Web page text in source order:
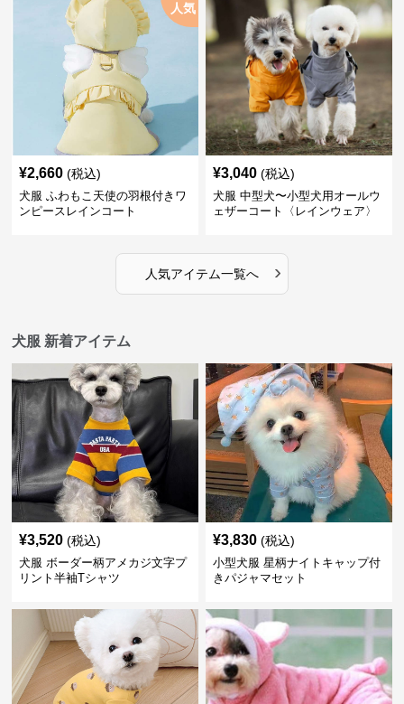
人気
¥2,660 (税込)
犬服 ふわもこ天使の羽根付きワ
ンピースレインコート
¥3,040 (税込)
犬服 中型犬〜小型犬用オールウ
ェザーコート〈レインウェア〉
人気アイテム一覧へ ›
犬服 新着アイテム
¥3,520 (税込)
犬服 ボーダー柄アメカジ文字プ
リント半袖Tシャツ
¥3,830 (税込)
小型犬服 星柄ナイトキャップ付
きパジャマセット